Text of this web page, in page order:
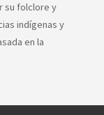
su folclore y
indígenas y
en la